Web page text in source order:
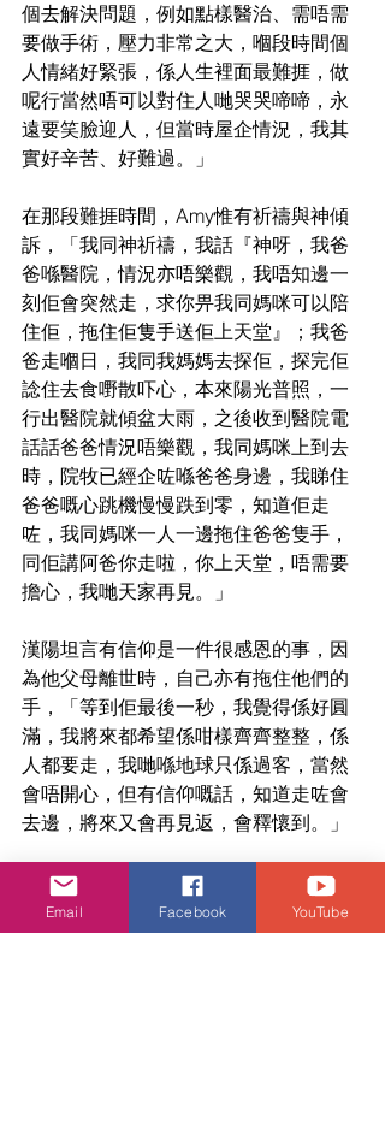
個去解決問題，例如點樣醫治、需唔需
要做手術，壓力非常之大，嗰段時間個
人情緒好緊張，係人生裡面最難捱，做
呢行當然唔可以對住人哋哭哭啼啼，永
遠要笑臉迎人，但當時屋企情況，我其
實好辛苦、好難過。」
在那段難捱時間，Amy惟有祈禱與神傾
訴，「我同神祈禱，我話『神呀，我爸
爸喺醫院，情況亦唔樂觀，我唔知邊一
刻佢會突然走，求你畀我同媽咪可以陪
住佢，拖住佢隻手送佢上天堂』；我爸
爸走嗰日，我同我媽媽去探佢，探完佢
諗住去食嘢散吓心，本來陽光普照，一
行出醫院就傾盆大雨，之後收到醫院電
話話爸爸情況唔樂觀，我同媽咪上到去
時，院牧已經企咗喺爸爸身邊，我睇住
爸爸嘅心跳機慢慢跌到零，知道佢走
咗，我同媽咪一人一邊拖住爸爸隻手，
同佢講阿爸你走啦，你上天堂，唔需要
擔心，我哋天家再見。」
漢陽坦言有信仰是一件很感恩的事，因
為他父母離世時，自己亦有拖住他們的
手，「等到佢最後一秒，我覺得係好圓
滿，我將來都希望係咁樣齊齊整整，係
人都要走，我哋喺地球只係過客，當然
會唔開心，但有信仰嘅話，知道走咗會
去邊，將來又會再見返，會釋懷到。」
娛樂頭條
Email Facebook YouTube